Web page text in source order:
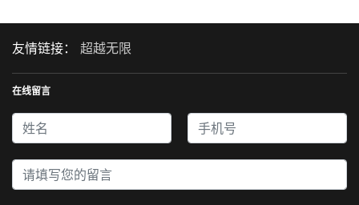
友情链接： 超越无限
在线留言